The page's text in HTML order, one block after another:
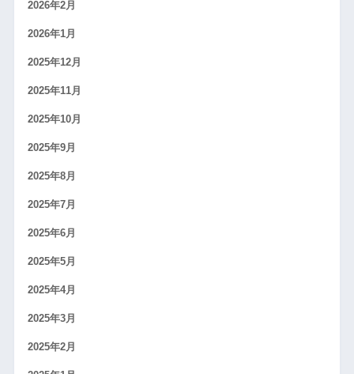
2026年2月
2026年1月
2025年12月
2025年11月
2025年10月
2025年9月
2025年8月
2025年7月
2025年6月
2025年5月
2025年4月
2025年3月
2025年2月